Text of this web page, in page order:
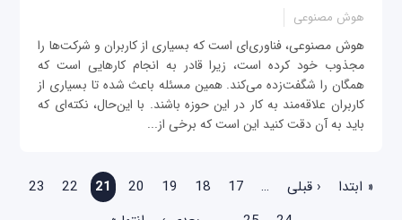
هوش مصنوعی
هوش مصنوعی، فناوری‌ای است که بسیاری از کاربران و شرکت‌ها را
مجذوب خود کرده است، زیرا قادر به انجام کارهایی است که
همگان را شگفت‌زده می‌کند. همین مسئله باعث شده تا بسیاری از
کاربران علاقه‌مند به کار در این حوزه باشند. با این‌حال، نکته‌ای که
باید به آن دقت کنید این است که برخی از...
صفحه‌ها
« ابتدا ‹ قبلی …
17
18
19
20
21
22
23